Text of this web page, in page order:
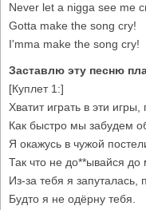
Never let a nigga see me
Gotta make the song cry!
I'mma make the song cry!
Заставлю эту песню
[Куплет 1:]
Хватит играть в эти игры,
Как быстро мы забудем
Я окажусь в чужой
Так что не до**ывайся до
Из-за тебя я запуталась,
Будто я не одёрну тебя.